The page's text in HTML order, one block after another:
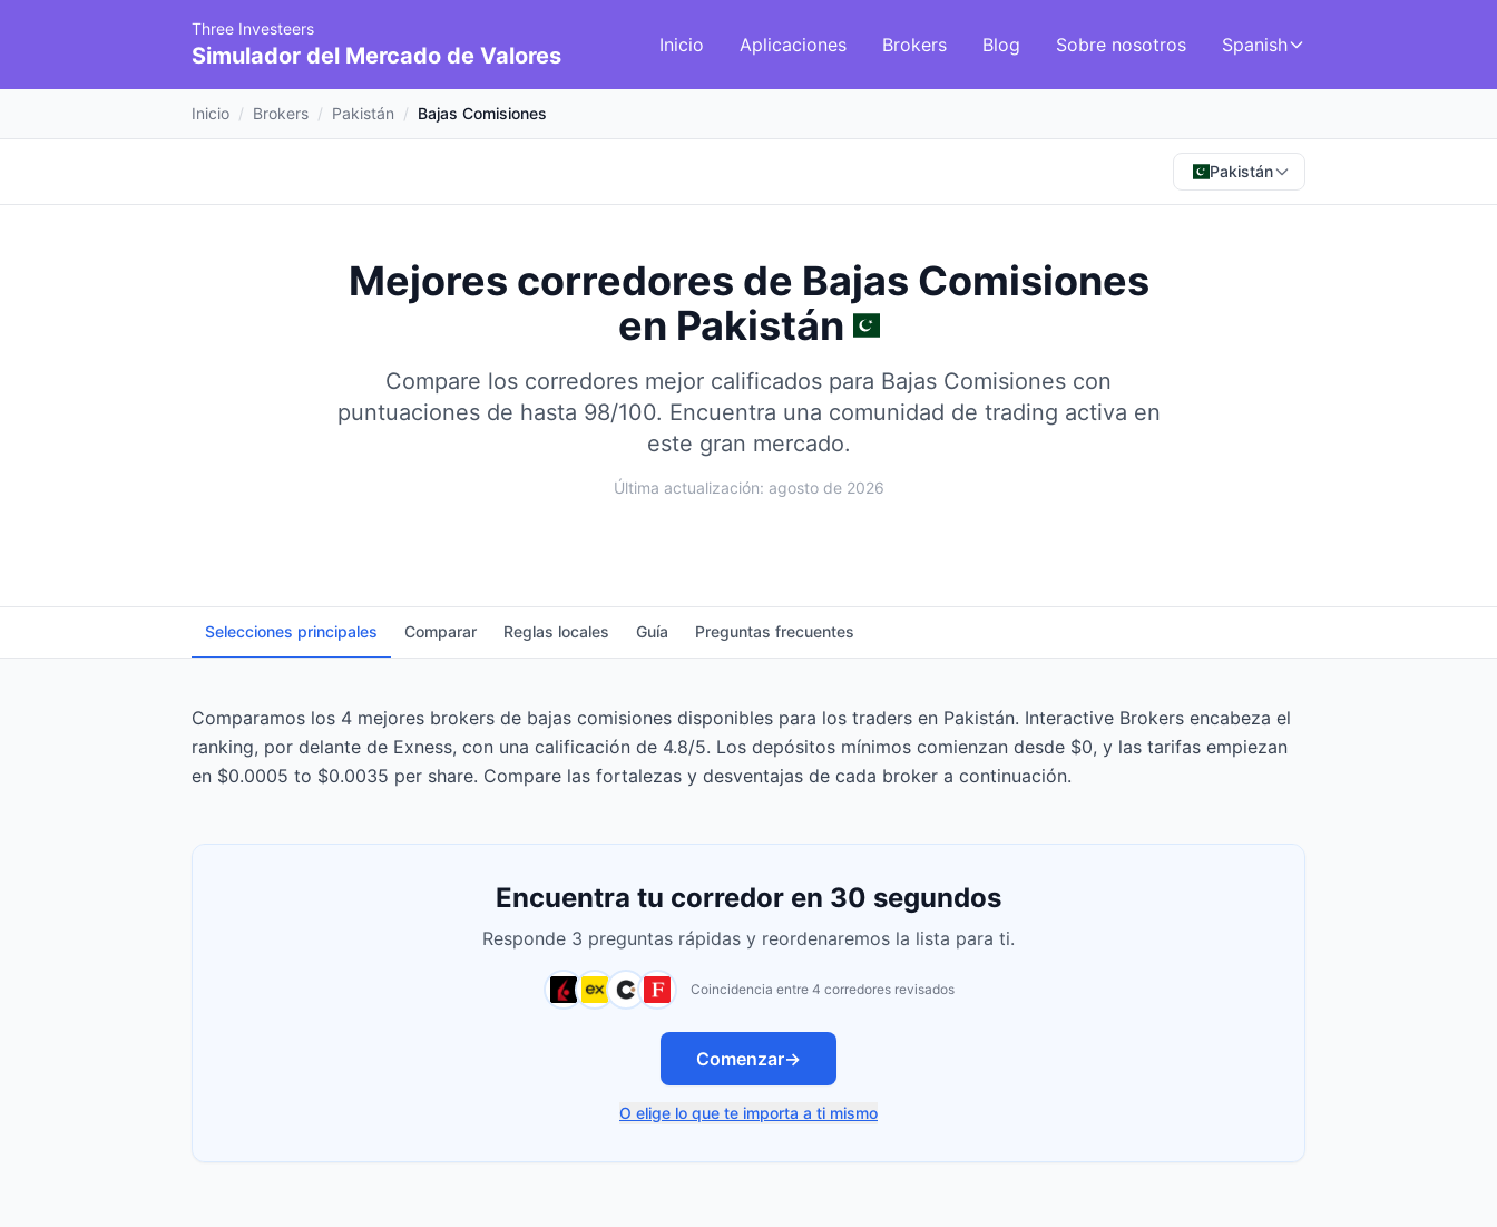
Three Investeers
Simulador del Mercado de Valores Inicio Aplicaciones Brokers Blog Sobre nosotros Spanish
Inicio / Brokers / Pakistán / Bajas Comisiones
Pakistán
Mejores corredores de Bajas Comisiones
en Pakistán
Compare los corredores mejor calificados para Bajas Comisiones con
puntuaciones de hasta 98/100. Encuentra una comunidad de trading activa en
este gran mercado.
Última actualización: agosto de 2026
Selecciones principales Comparar Reglas locales Guía Preguntas frecuentes
Comparamos los 4 mejores brokers de bajas comisiones disponibles para los traders en Pakistán. Interactive Brokers encabeza el
ranking, por delante de Exness, con una calificación de 4.8/5. Los depósitos mínimos comienzan desde $0, y las tarifas empiezan
en $0.0005 to $0.0035 per share. Compare las fortalezas y desventajas de cada broker a continuación.
Encuentra tu corredor en 30 segundos
Responde 3 preguntas rápidas y reordenaremos la lista para ti.
Coincidencia entre 4 corredores revisados
Comenzar→
O elige lo que te importa a ti mismo